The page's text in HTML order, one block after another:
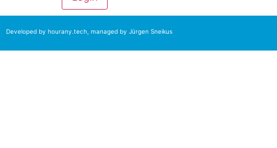
Developed by hourany.tech , managed by Jürgen Sneikus